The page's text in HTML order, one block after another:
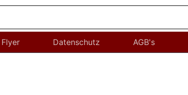
Flyer Datenschutz AGB's